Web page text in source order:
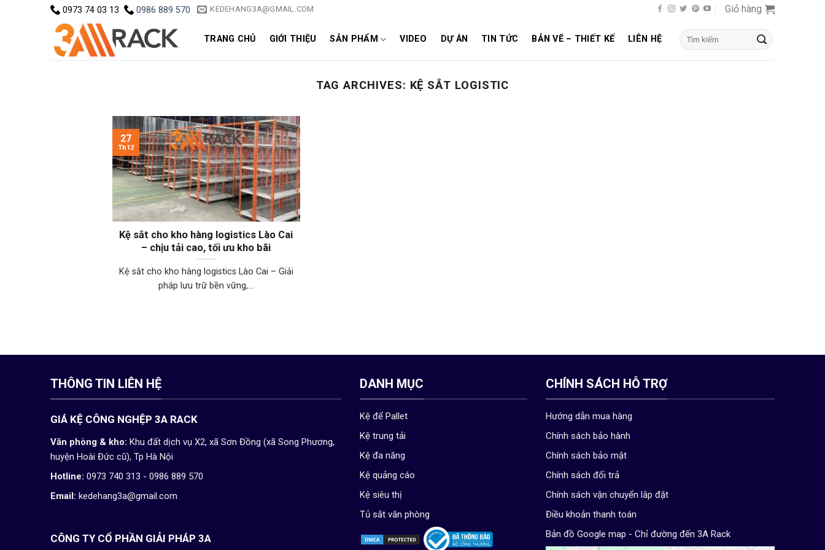
0973 74 03 13 0986 889 570 KEDEHANG3A@GMAIL.COM Giỏ hàng
TRANG CHỦ GIỚI THIỆU SẢN PHẨM VIDEO DỰ ÁN TIN TỨC BẢN VẼ – THIẾT KẾ LIÊN HỆ
Tìm
kiếm:
TAG ARCHIVES: KỆ SẮT LOGISTIC
Kệ sắt cho kho hàng logistics Lào Cai
– chịu tải cao, tối ưu kho bãi
Kệ sắt cho kho hàng logistics Lào Cai – Giải
pháp lưu trữ bền vững,...
27
Th12
THÔNG TIN LIÊN HỆ
GIÁ KỆ CÔNG NGHỆP 3A RACK
Văn phòng & kho: Khu đất dịch vụ X2, xã Sơn Đồng (xã Song Phương,
huyện Hoài Đức cũ), Tp Hà Nội
Hotline: 0973 740 313 - 0986 889 570
Email: kedehang3a@gmail.com
CÔNG TY CỔ PHẦN GIẢI PHÁP 3A
DANH MỤC
Kệ để Pallet
Kệ trung tải
Kệ đa năng
Kệ quảng cáo
Kệ siêu thị
Tủ sắt văn phòng
CHÍNH SÁCH HỖ TRỢ
Hướng dẫn mua hàng
Chính sách bảo hành
Chính sách bảo mật
Chính sách đổi trả
Chính sách vận chuyển lắp đặt
Điều khoản thanh toán
Bản đồ Google map - Chỉ đường đến 3A Rack